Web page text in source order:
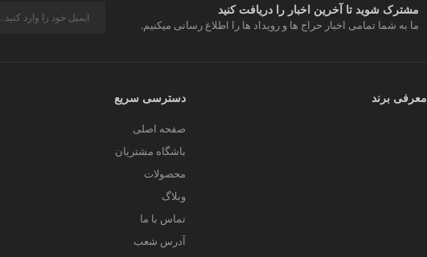
مشترک شوید تا آخرین اخبار را دریافت کنید
ما به شما تمامی اخبار حراج ها و رویداد ها را اطلاع رسانی میکنیم.
معرفی برند دسترسی سریع
صفحه اصلی
باشگاه مشتریان
محصولات
وبلاگ
تماس با ما
آدرس شعب